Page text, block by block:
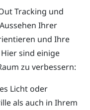
Tracking und
Ihrer
und Ihre
sind einige
zu verbessern:
Licht oder
als auch in Ihrem